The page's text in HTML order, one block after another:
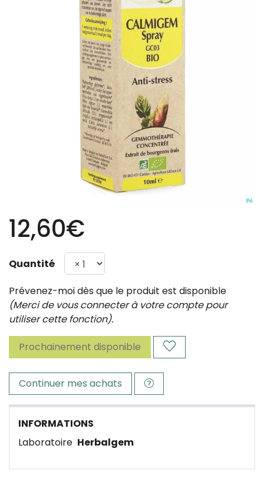
12,60€
Quantité
Prévenez-moi dès que le produit est disponible
(Merci de vous connecter à votre compte pour
utiliser cette fonction).
Prochainement disponible
Continuer mes achats
INFORMATIONS
Laboratoire Herbalgem